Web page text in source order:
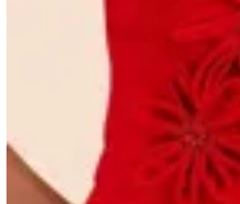
Vestido Largo Crepe Dhalia
$ 52.200